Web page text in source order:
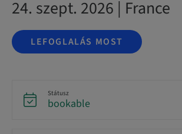
24. szept. 2026 | France
LEFOGLALÁS MOST
Státusz
bookable